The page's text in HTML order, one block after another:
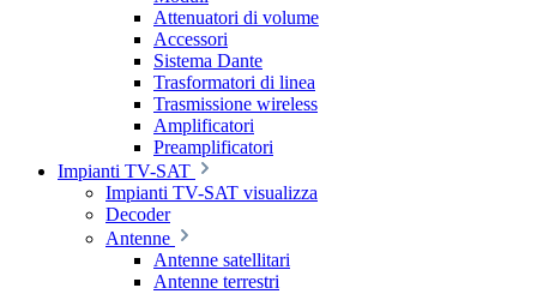
Attenuatori di volume
Accessori
Sistema Dante
Trasformatori di linea
Trasmissione wireless
Amplificatori
Preamplificatori
Impianti TV-SAT
Impianti TV-SAT visualizza
Decoder
Antenne
Antenne satellitari
Antenne terrestri